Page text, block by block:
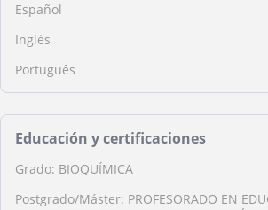
Español
Inglés
Português
Educación y certificaciones
Grado: BIOQUÍMICA
Postgrado/Máster: PROFESORADO EN